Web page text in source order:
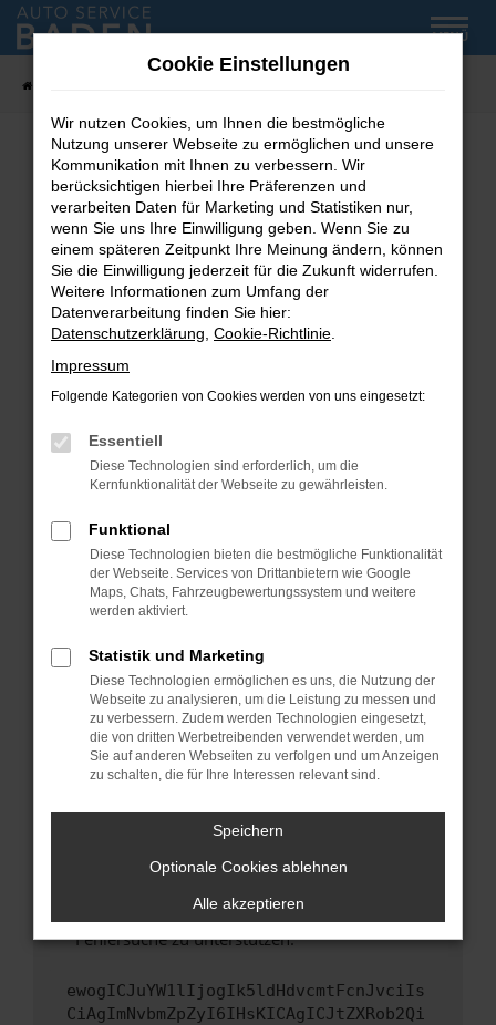
Zum
Hauptinhalt
MENÜ
Fehler: Network Error
Beim Laden ist ein Fehler aufgetreten.
Hier sind ein paar Tipps, die dir helfen können:
Überprüfe deine Firewall und deine
Internetverbindung.
Laden andere Webseiten, zum Beispiel deine
Suchmaschine?
Prüfe deine Browsererweiterungen.
können das Laden bestimmter Seiten
verhindern. Funktioniert die Seite in einem
Fenster?
Starte dein Gerät neu.
Das kann manchmal helfen, vorübergehende
Probleme zu beheben.
Betriebssystem auf dem neuesten Stand
sind.
Veraltete Software birgt nicht nur ein
Sicherheitsrisiko, sondern kann auch dazu
führen, dass bestimmte Funktionen nicht mehr
unterstützt werden.
Wende dich an den Webseitenbetreiber.
Wenn du alle oben genannten Schritte versucht
hast, kontaktiere uns bitte. Wir werden
uns diesen Text schicken, um uns bei der
Fehlersuche zu unterstützen:
ewogICJuYW1lIjogIk5ldHdvcmtFcnJvciIs
CiAgImNvbmZpZyI6IHsKICAgICJtZXRob2Qi
Cookie Einstellungen
Wir nutzen Cookies, um Ihnen die bestmögliche
Nutzung unserer Webseite zu ermöglichen und unsere
Kommunikation mit Ihnen zu verbessern. Wir
berücksichtigen hierbei Ihre Präferenzen und
verarbeiten Daten für Marketing und Statistiken nur,
wenn Sie uns Ihre Einwilligung geben. Wenn Sie zu
einem späteren Zeitpunkt Ihre Meinung ändern, können
Sie die Einwilligung jederzeit für die Zukunft widerrufen.
Weitere Informationen zum Umfang der
Datenverarbeitung finden Sie hier:
Datenschutzerklärung Cookie-Richtlinie
Impressum
Folgende Kategorien von Cookies werden von uns eingesetzt:
Essentiell
Diese Technologien sind erforderlich, um die
Kernfunktionalität der Webseite zu gewährleisten.
Funktional
Diese Technologien bieten die bestmögliche Funktionalität
der Webseite. Services von Drittanbietern wie Google
Maps, Chats, Fahrzeugbewertungssystem und weitere
werden aktiviert.
Statistik und Marketing
Diese Technologien ermöglichen es uns, die Nutzung der
Webseite zu analysieren, um die Leistung zu messen und
zu verbessern. Zudem werden Technologien eingesetzt,
die von dritten Werbetreibenden verwendet werden, um
Sie auf anderen Webseiten zu verfolgen und um Anzeigen
zu schalten, die für Ihre Interessen relevant sind.
Speichern
Optionale Cookies ablehnen
Alle akzeptieren